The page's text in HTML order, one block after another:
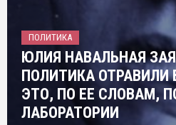
ПОЛИТИКА
ЮЛИЯ НАВАЛЬНАЯ
ПОЛИТИКА ОТРАВИЛИ
ЭТО, ПО ЕЕ СЛОВАМ,
ЛАБОРАТОРИИ